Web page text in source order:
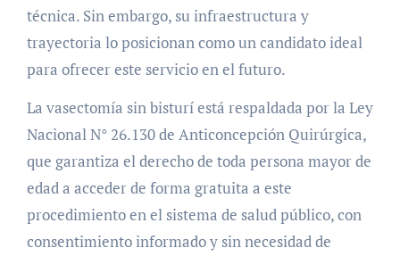
técnica. Sin embargo, su infraestructura y
trayectoria lo posicionan como un candidato ideal
para ofrecer este servicio en el futuro.
La vasectomía sin bisturí está respaldada por la Ley
Nacional N° 26.130 de Anticoncepción Quirúrgica,
que garantiza el derecho de toda persona mayor de
edad a acceder de forma gratuita a este
procedimiento en el sistema de salud público, con
consentimiento informado y sin necesidad de